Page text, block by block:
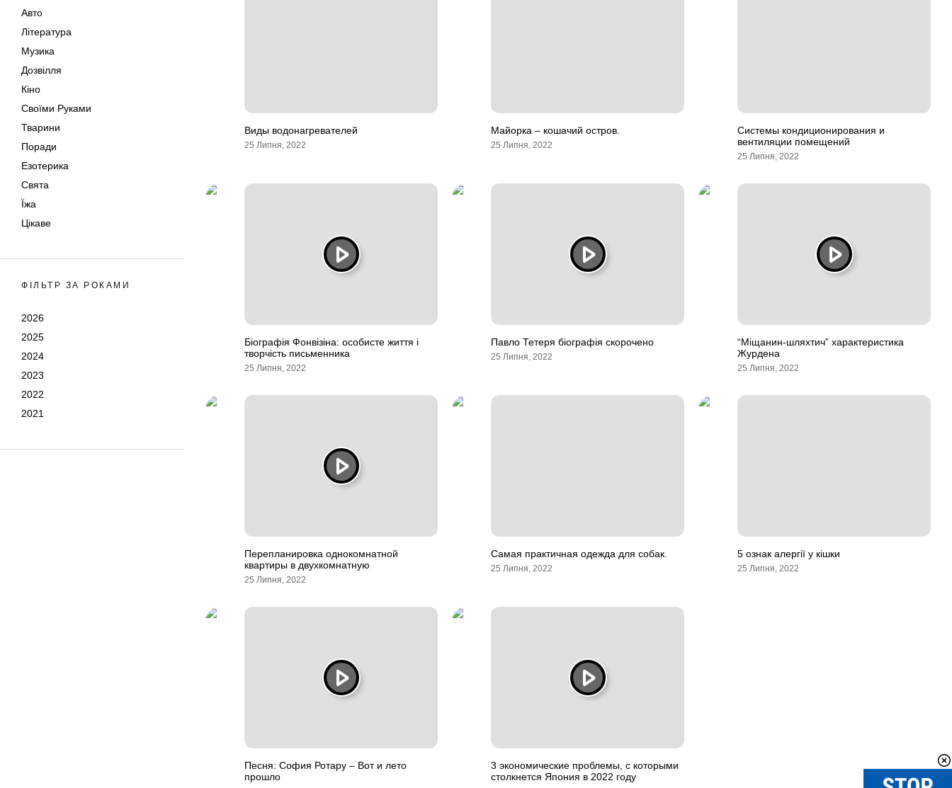
Авто
Література
Музика
Дозвілля
Кіно
Своїми Руками
Тварини
Поради
Езотерика
Свята
Їжа
Цікаве
ФІЛЬТР ЗА РОКАМИ
2026
2025
2024
2023
2022
2021
Виды водонагревателей
25 Липня, 2022
Майорка – кошачий остров.
25 Липня, 2022
Системы кондиционирования и
вентиляции помещений
25 Липня, 2022
Біографія Фонвізіна: особисте життя і
творчість письменника
25 Липня, 2022
Павло Тетеря біографія скорочено
25 Липня, 2022
“Міщанин-шляхтич” характеристика
Журдена
25 Липня, 2022
Перепланировка однокомнатной
квартиры в двухкомнатную
25 Липня, 2022
Самая практичная одежда для собак.
25 Липня, 2022
5 ознак алергії у кішки
25 Липня, 2022
Песня: София Ротару – Вот и лето
прошло
3 экономические проблемы, с которыми
столкнется Япония в 2022 году